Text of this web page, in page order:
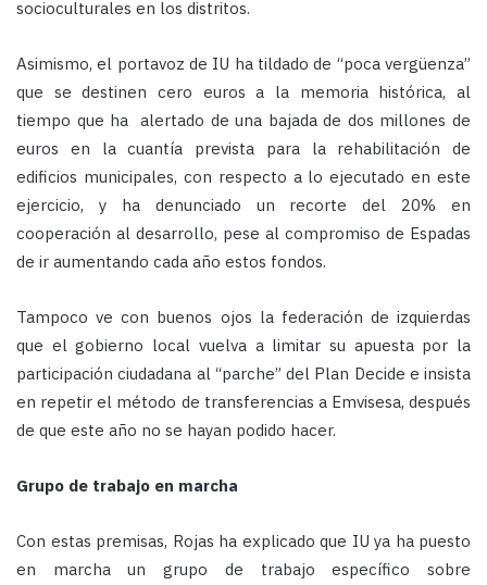
socioculturales en los distritos.
Asimismo, el portavoz de IU ha tildado de “poca vergüenza”
que se destinen cero euros a la memoria histórica, al
tiempo que ha alertado de una bajada de dos millones de
euros en la cuantía prevista para la rehabilitación de
edificios municipales, con respecto a lo ejecutado en este
ejercicio, y ha denunciado un recorte del 20% en
cooperación al desarrollo, pese al compromiso de Espadas
de ir aumentando cada año estos fondos.
Tampoco ve con buenos ojos la federación de izquierdas
que el gobierno local vuelva a limitar su apuesta por la
participación ciudadana al “parche” del Plan Decide e insista
en repetir el método de transferencias a Emvisesa, después
de que este año no se hayan podido hacer.
Grupo de trabajo en marcha
Con estas premisas, Rojas ha explicado que IU ya ha puesto
en marcha un grupo de trabajo específico sobre